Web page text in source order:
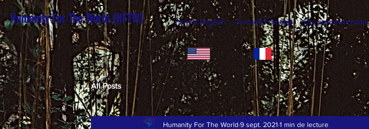
Humanity For The World (HFTW) Home English Accueil Français Qui sommes nous
All Posts
Humanity For The World 9 sept. 2021 1 min de lecture